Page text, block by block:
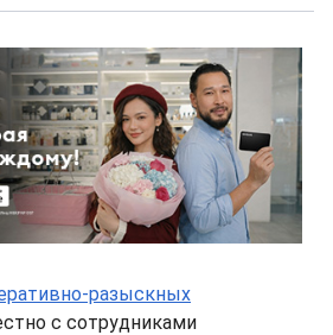
разыскных
с сотрудниками